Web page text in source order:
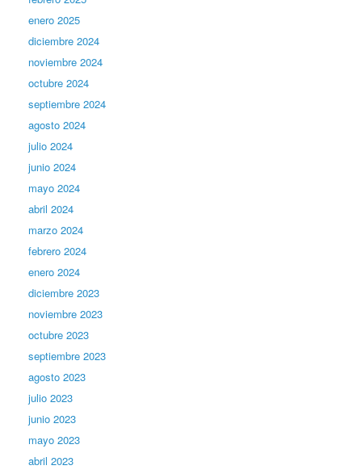
enero 2025
diciembre 2024
noviembre 2024
octubre 2024
septiembre 2024
agosto 2024
julio 2024
junio 2024
mayo 2024
abril 2024
marzo 2024
febrero 2024
enero 2024
diciembre 2023
noviembre 2023
octubre 2023
septiembre 2023
agosto 2023
julio 2023
junio 2023
mayo 2023
abril 2023